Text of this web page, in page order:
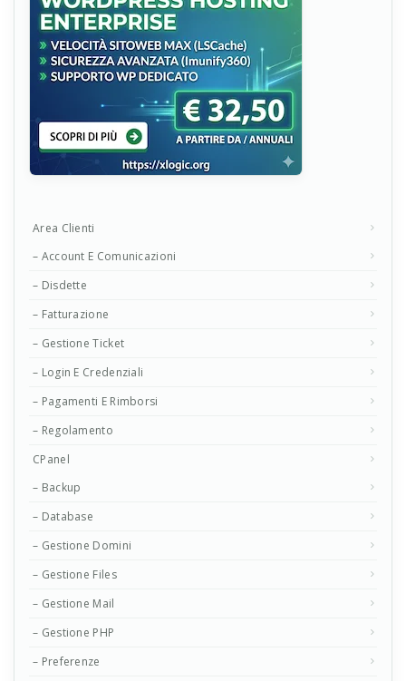
Area Clienti
– Account E Comunicazioni
– Disdette
– Fatturazione
– Gestione Ticket
– Login E Credenziali
– Pagamenti E Rimborsi
– Regolamento
CPanel
– Backup
– Database
– Gestione Domini
– Gestione Files
– Gestione Mail
– Gestione PHP
– Preferenze